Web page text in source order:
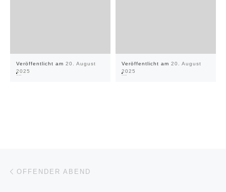
Veröffentlicht am 20. August
2025
Veröffentlicht am 20. August
2025
Beitragsnavigation
OFFENDER ABEND